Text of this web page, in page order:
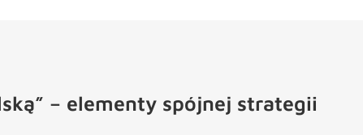
– elementy spójnej strategii